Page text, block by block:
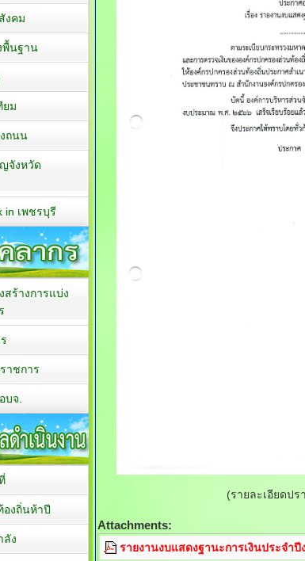
(รายละเอียดป
Attachments:
รายงานงบแสดงฐานะการเงินประจำ
งคม
พื้นฐาน
ยม
ถนน
จังหวัด
in เพชรบุรี
ร้างการแบ่ง
าชการ
บจ.
งถิ่นห้าปี
ลัง